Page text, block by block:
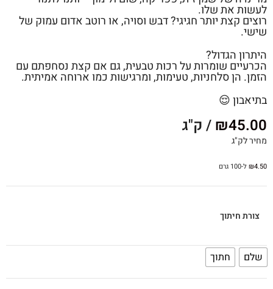
לעשות את שלו.
רוצים קצת יותר חגיגי? דבש וסויה, או רוטב אדום עמוק של
שישי.
היתרון הגדול?
הכרעיים שומרות על רכות טבעית, גם אם קצת נסחפתם עם
הזמן. הן סלחניות, טעימות, ומרגישות כמו ארוחה אמיתית.
בתיאבון 😌
₪45.00 / ק"ג
מחיר לק"ג
₪4.50 ל-100 גרם
צורת חיתוך
שלם חתוך